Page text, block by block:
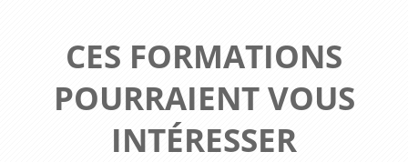
CES FORMATIONS
POURRAIENT VOUS
INTÉRESSER